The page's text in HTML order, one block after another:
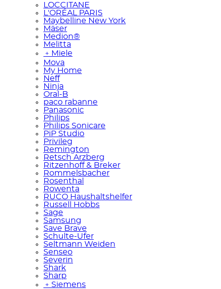
L`OCCITANE
L'ORÉAL PARIS
Maybelline New York
Mäser
Medion®
Melitta
﹢ Miele
Mova
My Home
Neff
Ninja
Oral-B
paco rabanne
Panasonic
Philips
Philips Sonicare
PiP Studio
Privileg
Remington
Retsch Arzberg
Ritzenhoff & Breker
Rommelsbacher
Rosenthal
Rowenta
RUCO Haushaltshelfer
Russell Hobbs
Sage
Samsung
Save Brave
Schulte-Ufer
Seltmann Weiden
Senseo
Severin
Shark
Sharp
﹢ Siemens